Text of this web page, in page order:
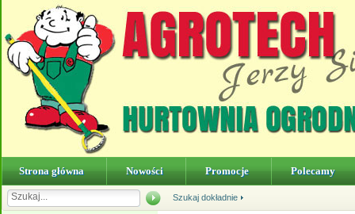
Strona główna Nowości Promocje Polecamy
Szukaj dokładnie